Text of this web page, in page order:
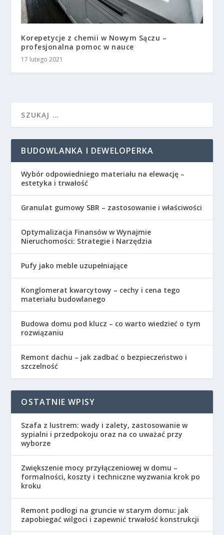
Korepetycje z chemii w Nowym Sączu –
profesjonalna pomoc w nauce
17 lutego 2021
BUDOWLANKA I DEWELOPERKA
Wybór odpowiedniego materiału na elewację –
estetyka i trwałość
Granulat gumowy SBR – zastosowanie i właściwości
Optymalizacja Finansów w Wynajmie
Nieruchomości: Strategie i Narzędzia
Pufy jako meble uzupełniające
Konglomerat kwarcytowy – cechy i cena tego
materiału budowlanego
Budowa domu pod klucz – co warto wiedzieć o tym
rozwiązaniu
Remont dachu – jak zadbać o bezpieczeństwo i
szczelność
OSTATNIE WPISY
Szafa z lustrem: wady i zalety, zastosowanie w
sypialni i przedpokoju oraz na co uważać przy
wyborze
Zwiększenie mocy przyłączeniowej w domu –
formalności, koszty i techniczne wyzwania krok po
kroku
Remont podłogi na gruncie w starym domu: jak
zapobiegać wilgoci i zapewnić trwałość konstrukcji